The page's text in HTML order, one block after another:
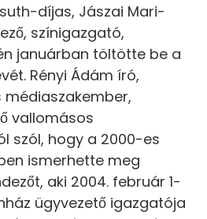
díjas, Jászai Mari-
színigazgató,
januárban töltötte be a
Rényi Ádám író,
vallomásos
szól, hogy a 2000-es
ismerhette meg
aki 2004. február 1-
ügyvezető igazgatója